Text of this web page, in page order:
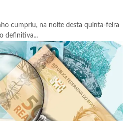
cumpriu, na noite desta quinta-feira
definitiva...